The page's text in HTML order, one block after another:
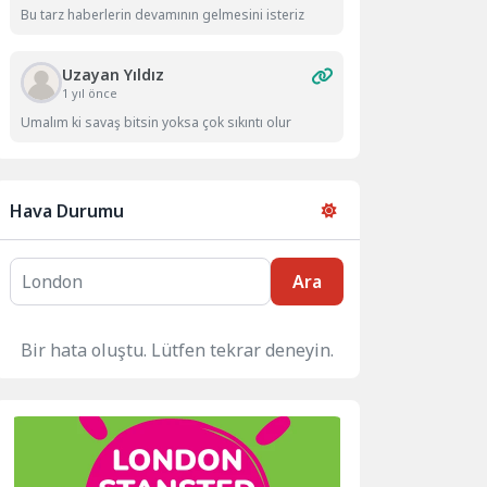
Bu tarz haberlerin devamının gelmesini isteriz
Uzayan Yıldız
1 yıl önce
Umalım ki savaş bitsin yoksa çok sıkıntı olur
Hava Durumu
Ara
Bir hata oluştu. Lütfen tekrar deneyin.